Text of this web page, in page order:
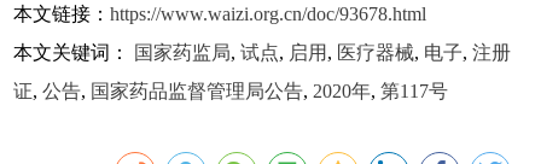
本文链接：https://www.waizi.org.cn/doc/93678.html
本文关键词：
国家药监局,试点, 启用 , 医疗器械, 电子,注册
证,公告, 国家药品监督管理局公告,2020年,第117号